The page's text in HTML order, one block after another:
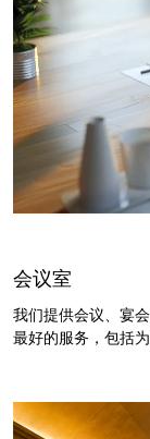
会议室
我们提供会议、宴
最好的服务，包括